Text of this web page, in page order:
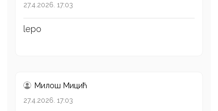
27.4.2026. 17:03
lepo
Милош Mицић
27.4.2026. 17:03